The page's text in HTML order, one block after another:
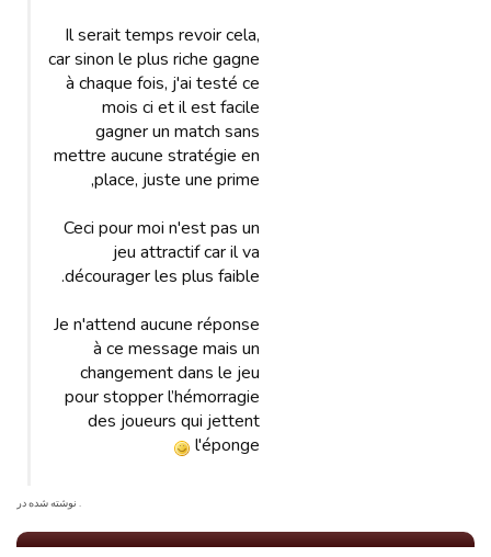
Il serait temps revoir cela,
car sinon le plus riche gagne
à chaque fois, j'ai testé ce
mois ci et il est facile
gagner un match sans
mettre aucune stratégie en
place, juste une prime,
Ceci pour moi n'est pas un
jeu attractif car il va
décourager les plus faible.
Je n'attend aucune réponse
à ce message mais un
changement dans le jeu
pour stopper l’hémorragie
des joueurs qui jettent
l'éponge
. نوشته شده در